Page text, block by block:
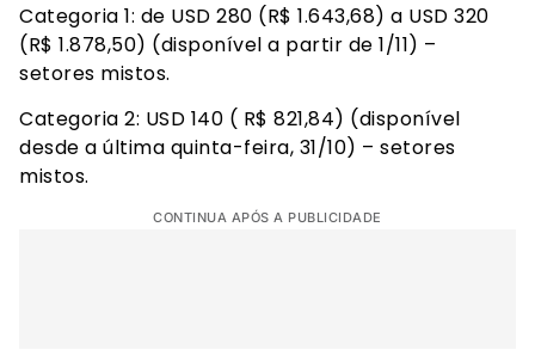
Categoria 1: de USD 280 (R$ 1.643,68) a USD 320
(R$ 1.878,50) (disponível a partir de 1/11) –
setores mistos.
Categoria 2: USD 140 ( R$ 821,84) (disponível
desde a última quinta-feira, 31/10) – setores
mistos.
CONTINUA APÓS A PUBLICIDADE